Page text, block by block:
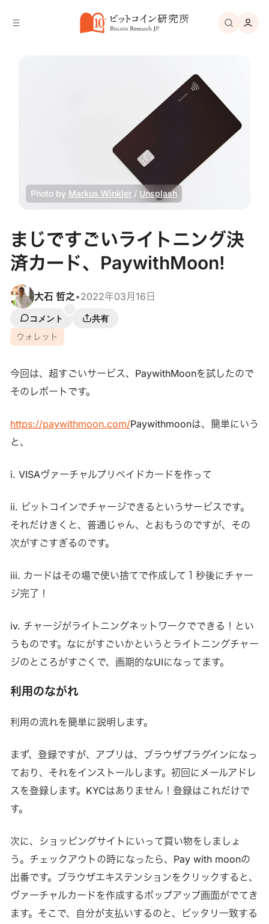
Photo by Markus Winkler / Unsplash
まじですごいライトニング決
済カード、PaywithMoon!
大石 哲之 •2022年03月16日
コメント
共有
ウォレット
今回は、超すごいサービス、PaywithMoonを試したので
そのレポートです。
https://paywithmoon.com/Paywithmoonは、簡単にいう
と、
i. VISAヴァーチャルプリペイドカードを作って
ii. ビットコインでチャージできるというサービスです。
それだけきくと、普通じゃん、とおもうのですが、その
次がすごすぎるのです。
iii. カードはその場で使い捨てで作成して１秒後にチャー
ジ完了！
iv. チャージがライトニングネットワークでできる！とい
うものです。なにがすごいかというとライトニングチャー
ジのところがすごくで、画期的なUIになってます。
利用のながれ
利用の流れを簡単に説明します。
まず、登録ですが、アプリは、ブラウザプラグインになっ
ており、それをインストールします。初回にメールアドレ
スを登録します。KYCはありません！登録はこれだけで
す。
次に、ショッピングサイトにいって買い物をしましょ
う。チェックアウトの時になったら、Pay with moonの
出番です。ブラウザエキステンションをクリックすると、
ヴァーチャルカードを作成するポップアップ画面がでてき
ます。そこで、自分が支払いするのと、ピッタリ一致する